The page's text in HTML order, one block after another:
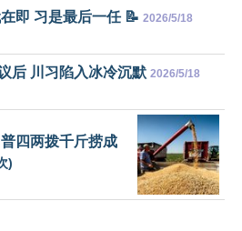
即 习是最后一任 📝 2026/5/18
后 川习陷入冰冷沉默 2026/5/18
四两拨千斤捞成
)